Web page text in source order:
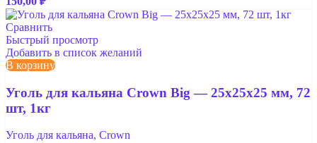
Сравнить
Быстрый просмотр
Добавить в список желаний
В корзину
Уголь для кальяна Crown Big — 25x25x25 мм, 72
шт, 1кг
Уголь для кальяна, Crown